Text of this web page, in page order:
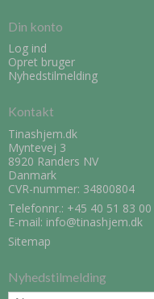
Din konto
Log ind
Opret bruger
Nyhedstilmelding
Kontakt
Tinashjem.dk
Myntevej 3
8920 Randers NV
Danmark
CVR-nummer: 34800804
Telefonnr.: +45 40 51 83 00
E-mail: info@tinashjem.dk
Sitemap
Nyhedstilmelding